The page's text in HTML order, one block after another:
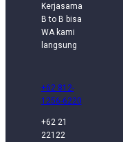
Kerjasama
B to B bisa
WA kami
langsung
+62 812-
1256-6220
+62 21
22122